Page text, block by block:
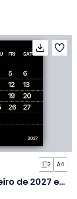
2 A4
Calendário Simples de Fevereiro de 2027 em Slides